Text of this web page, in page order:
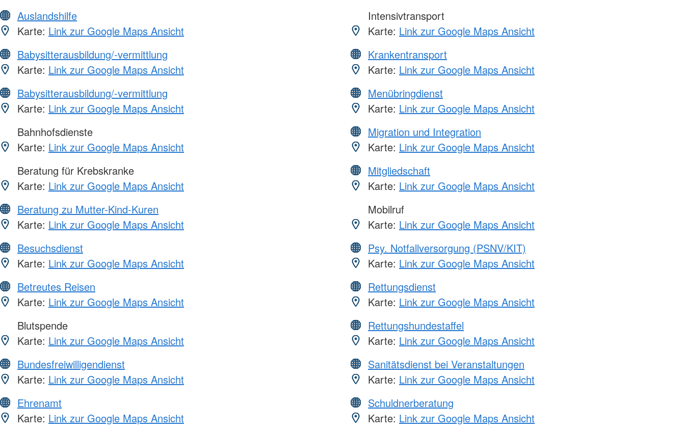
Auslandshilfe
Karte: Link zur Google Maps Ansicht
Babysitterausbildung/-vermittlung
Karte: Link zur Google Maps Ansicht
Babysitterausbildung/-vermittlung
Karte: Link zur Google Maps Ansicht
Bahnhofsdienste
Karte: Link zur Google Maps Ansicht
Beratung für Krebskranke
Karte: Link zur Google Maps Ansicht
Beratung zu Mutter-Kind-Kuren
Karte: Link zur Google Maps Ansicht
Besuchsdienst
Karte: Link zur Google Maps Ansicht
Betreutes Reisen
Karte: Link zur Google Maps Ansicht
Blutspende
Karte: Link zur Google Maps Ansicht
Bundesfreiwilligendienst
Karte: Link zur Google Maps Ansicht
Ehrenamt
Karte: Link zur Google Maps Ansicht
Intensivtransport
Karte: Link zur Google Maps Ansicht
Krankentransport
Karte: Link zur Google Maps Ansicht
Menübringdienst
Karte: Link zur Google Maps Ansicht
Migration und Integration
Karte: Link zur Google Maps Ansicht
Mitgliedschaft
Karte: Link zur Google Maps Ansicht
Mobilruf
Karte: Link zur Google Maps Ansicht
Psy. Notfallversorgung (PSNV/KIT)
Karte: Link zur Google Maps Ansicht
Rettungsdienst
Karte: Link zur Google Maps Ansicht
Rettungshundestaffel
Karte: Link zur Google Maps Ansicht
Sanitätsdienst bei Veranstaltungen
Karte: Link zur Google Maps Ansicht
Schuldnerberatung
Karte: Link zur Google Maps Ansicht